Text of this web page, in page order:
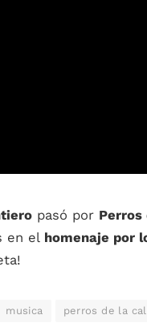
pasó por Perros
en el homenaje por
musica perros de la